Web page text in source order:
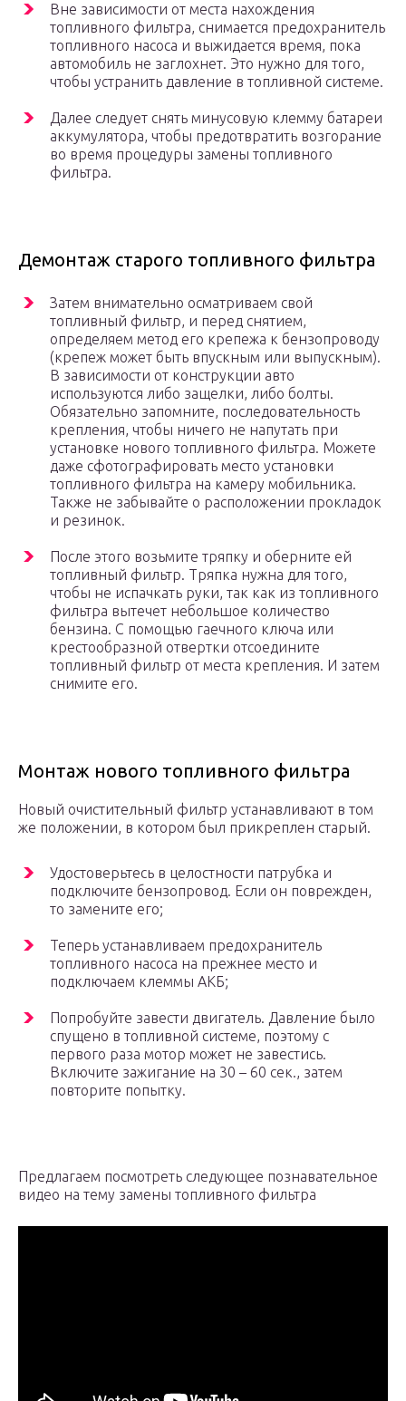
Вне зависимости от места нахождения
топливного фильтра, снимается предохранитель
топливного насоса и выжидается время, пока
автомобиль не заглохнет. Это нужно для того,
чтобы устранить давление в топливной системе.
Далее следует снять минусовую клемму батареи
аккумулятора, чтобы предотвратить возгорание
во время процедуры замены топливного
фильтра.
Демонтаж старого топливного фильтра
Затем внимательно осматриваем свой
топливный фильтр, и перед снятием,
определяем метод его крепежа к бензопроводу
(крепеж может быть впускным или выпускным).
В зависимости от конструкции авто
используются либо защелки, либо болты.
Обязательно запомните, последовательность
крепления, чтобы ничего не напутать при
установке нового топливного фильтра. Можете
даже сфотографировать место установки
топливного фильтра на камеру мобильника.
Также не забывайте о расположении прокладок
и резинок.
После этого возьмите тряпку и оберните ей
топливный фильтр. Тряпка нужна для того,
чтобы не испачкать руки, так как из топливного
фильтра вытечет небольшое количество
бензина. С помощью гаечного ключа или
крестообразной отвертки отсоедините
топливный фильтр от места крепления. И затем
снимите его.
Монтаж нового топливного фильтра
Новый очистительный фильтр устанавливают в том
же положении, в котором был прикреплен старый.
Удостоверьтесь в целостности патрубка и
подключите бензопровод. Если он поврежден,
то замените его;
Теперь устанавливаем предохранитель
топливного насоса на прежнее место и
подключаем клеммы АКБ;
Попробуйте завести двигатель. Давление было
спущено в топливной системе, поэтому с
первого раза мотор может не завестись.
Включите зажигание на 30 – 60 сек., затем
повторите попытку.
Предлагаем посмотреть следующее познавательное
видео на тему замены топливного фильтра